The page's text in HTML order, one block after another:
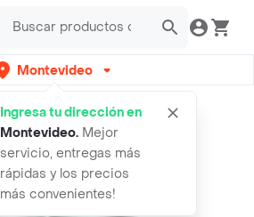
Montevideo
Ingresa tu dirección en
Montevideo. Mejor
servicio, entregas más
rápidas y los precios
más convenientes!